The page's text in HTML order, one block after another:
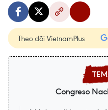
Theo dõi VietnamPlus
Congreso